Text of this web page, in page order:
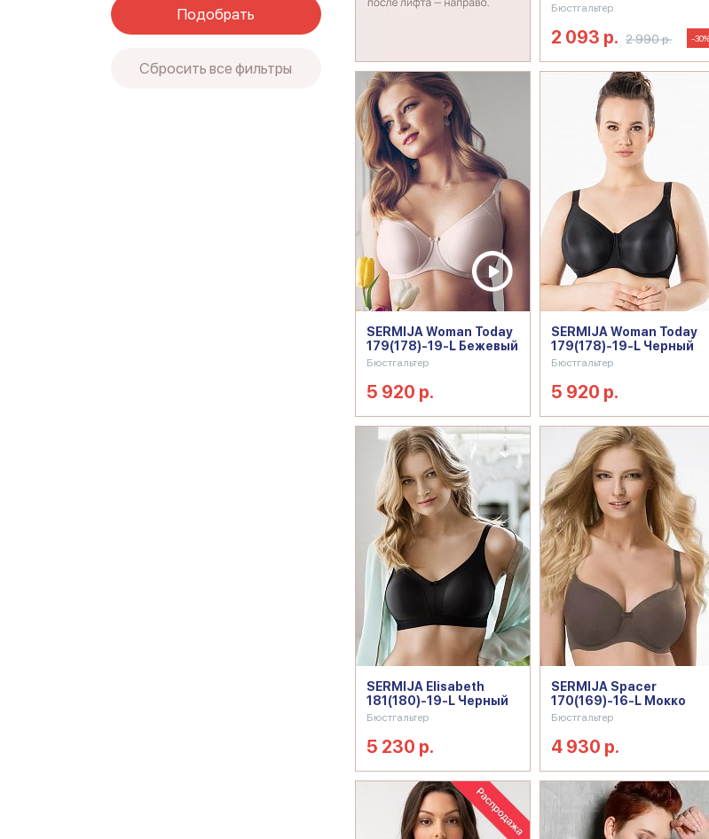
Подобрать
Сбросить все фильтры
Бюстгальтер
2 093 р. 2 990 р. -30%
SERMIJA Woman Today
179(178)-19-L Бежевый
Бюстгальтер
5 920 р.
SERMIJA Woman Today
179(178)-19-L Черный
Бюстгальтер
5 920 р.
SERMIJA Elisabeth
181(180)-19-L Черный
Бюстгальтер
5 230 р.
SERMIJA Spacer
170(169)-16-L Мокко
Бюстгальтер
4 930 р.